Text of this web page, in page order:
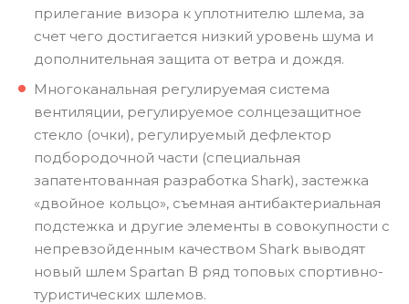
прилегание визора к уплотнителю шлема, за
счет чего достигается низкий уровень шума и
дополнительная защита от ветра и дождя.
Многоканальная регулируемая система
вентиляции, регулируемое солнцезащитное
стекло (очки), регулируемый дефлектор
подбородочной части (специальная
запатентованная разработка Shark), застежка
«двойное кольцо», съемная антибактериальная
подстежка и другие элементы в совокупности с
непревзойденным качеством Shark выводят
новый шлем Spartan В ряд топовых спортивно-
туристических шлемов.